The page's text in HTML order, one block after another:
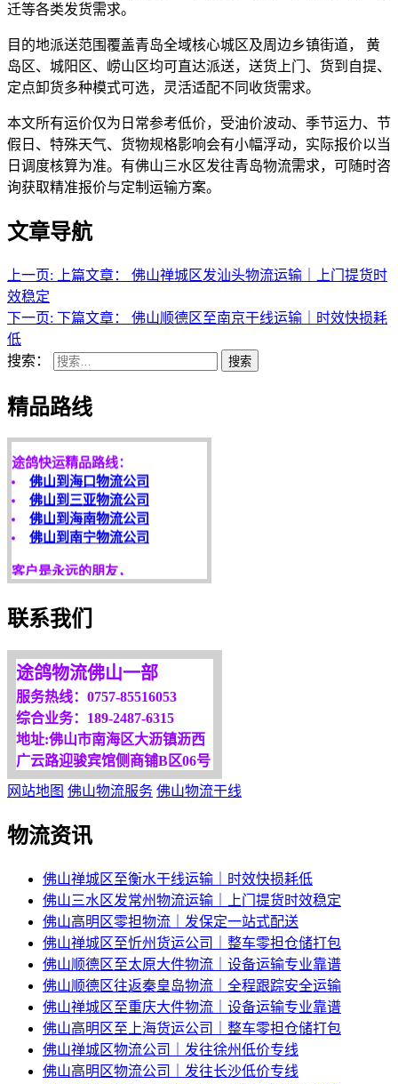
迁等各类发货需求。
目的地派送范围覆盖青岛全域核心城区及周边乡镇街道， 黄
岛区、城阳区、崂山区均可直达派送，送货上门、货到自提、
定点卸货多种模式可选，灵活适配不同收货需求。
本文所有运价仅为日常参考低价，受油价波动、季节运力、节
假日、特殊天气、货物规格影响会有小幅浮动，实际报价以当
日调度核算为准。有佛山三水区发往青岛物流需求，可随时咨
询获取精准报价与定制运输方案。
文章导航
上一页: 上篇文章：
佛山禅城区发汕头物流运输｜上门提货时
效稳定
下一页: 下篇文章：
佛山顺德区至南京干线运输｜时效快损耗
低
搜索：
搜索
精品路线
东成西就泰运！
途鸽快运精品路线：
佛山到海口物流公司
佛山到三亚物流公司
佛山到海南物流公司
佛山到南宁物流公司
客户是永远的朋友，
服务是永恒的追求！
更多服务请来电咨询，
我们将竭诚为你服务！
联系我们
途鸽物流佛山一部
服务热线：0757-85516053
综合业务：189-2487-6315
地址:佛山市南海区大沥镇沥西
广云路迎骏宾馆侧商铺B区06号
网站地图 佛山物流服务 佛山物流干线
物流资讯
佛山禅城区至衡水干线运输｜时效快损耗低
佛山三水区发常州物流运输｜上门提货时效稳定
佛山高明区零担物流｜发保定一站式配送
佛山禅城区至忻州货运公司｜整车零担仓储打包
佛山顺德区至太原大件物流｜设备运输专业靠谱
佛山顺德区往返秦皇岛物流｜全程跟踪安全运输
佛山禅城区至重庆大件物流｜设备运输专业靠谱
佛山高明区至上海货运公司｜整车零担仓储打包
佛山禅城区物流公司｜发往徐州低价专线
佛山高明区物流公司｜发往长沙低价专线